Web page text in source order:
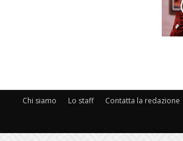
Chi siamo Lo staff Contatta la redazione